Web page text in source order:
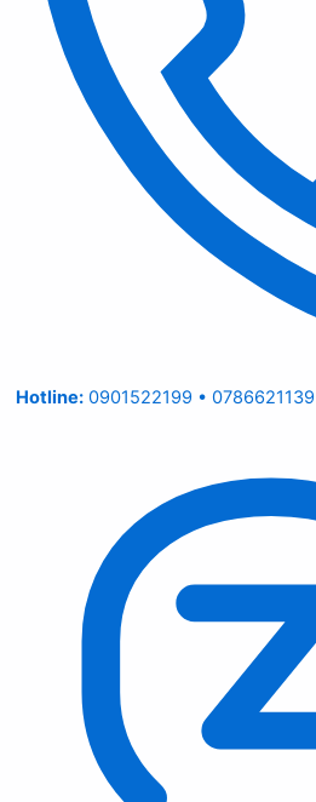
Hotline: 0901522199 • 0786621139